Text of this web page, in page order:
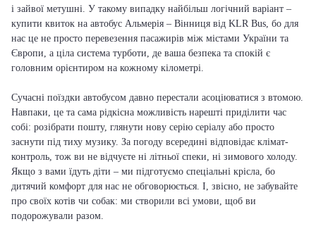
і зайвої метушні. У такому випадку найбільш логічний варіант –
купити квиток на автобус Альмерія – Вінниця від KLR Bus, бо для
нас це не просто перевезення пасажирів між містами України та
Європи, а ціла система турботи, де ваша безпека та спокій є
головним орієнтиром на кожному кілометрі.
Сучасні поїздки автобусом давно перестали асоціюватися з втомою.
Навпаки, це та сама рідкісна можливість нарешті приділити час
собі: розібрати пошту, глянути нову серію серіалу або просто
заснути під тиху музику. За погоду всередині відповідає клімат-
контроль, тож ви не відчуєте ні літньої спеки, ні зимового холоду.
Якщо з вами їдуть діти – ми підготуємо спеціальні крісла, бо
дитячий комфорт для нас не обговорюється. І, звісно, не забувайте
про своїх котів чи собак: ми створили всі умови, щоб ви
подорожували разом.